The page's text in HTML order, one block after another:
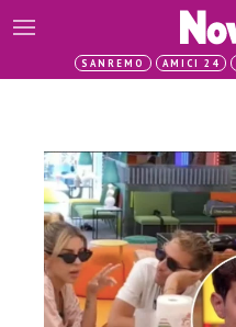
SANREMO AMICI 24